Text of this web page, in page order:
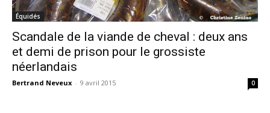
Équidés
Scandale de la viande de cheval : deux ans
et demi de prison pour le grossiste
néerlandais
Bertrand Neveux - 9 avril 2015 0